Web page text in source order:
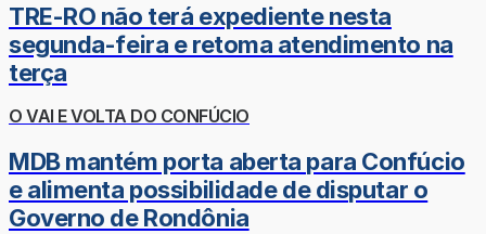
TRE-RO não terá expediente nesta
segunda-feira e retoma atendimento na
terça
O VAI E VOLTA DO CONFÚCIO
MDB mantém porta aberta para Confúcio
e alimenta possibilidade de disputar o
Governo de Rondônia